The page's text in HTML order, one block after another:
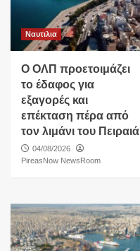
Ναυτιλια
O ΟΛΠ προετοιμάζει
το έδαφος για
εξαγορές και
επέκταση πέρα από
τον λιμάνι του Πειραιά
04/08/2026
PireasNow NewsRoom